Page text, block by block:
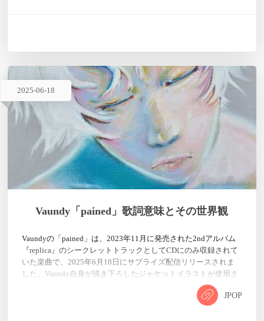
2025-06-18
Vaundy「pained」歌詞意味とその世界観
JPOP
Vaundyの「pained」は、2023年11月に発売された2ndアルバム
『replica』のシークレットトラックとしてCDにのみ収録されて
いた楽曲で、2025年6月18日にサプライズ配信リリースされま
した。Vaundy自身が描き下ろしたジャケットイラストが使用さ
れ、新たな形でファンに届けられることになりました。
Vaundy「pained」歌詞 その一振りが空に一つ増やした博打だと